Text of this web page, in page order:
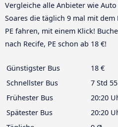
Vergleiche alle Anbieter wie
Soares die täglich 9 mal mit dem
PE fahren, mit einem Klick!
nach Recife, PE schon ab 18 €!
Günstigster Bus
18 €
Schnellster Bus
7 Std
Frühester Bus
20:20
Spätester Bus
20:20